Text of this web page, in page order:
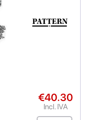
€40.30
Incl. IVA